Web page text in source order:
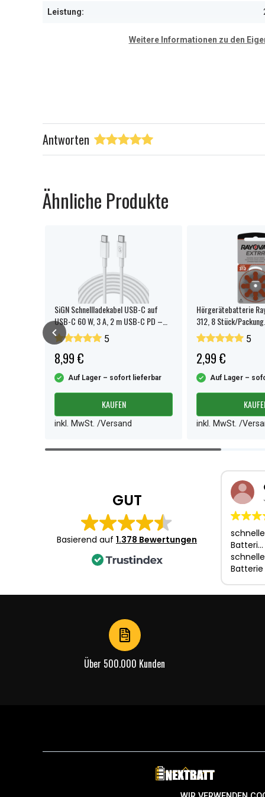
Leistung:
Weitere Informationen zu den
Antworten
Ähnliche Produkte
SiGN Schnellladekabel USB-C auf
USB-C 60 W, 3 A, 2 m USB-C PD –
Weiß
5
8,99 €
Auf Lager – sofort lieferbar
KAUFEN
inkl. MwSt. /Versand
Hörgerätebatterie
312, 8 Stück/Packung.
5
2,99 €
Auf Lager –
inkl. MwSt. /
Item
GUT
Basierend auf 1.378 Bewertungen
Batteri…
Batterie
Über 500.000 Kunden